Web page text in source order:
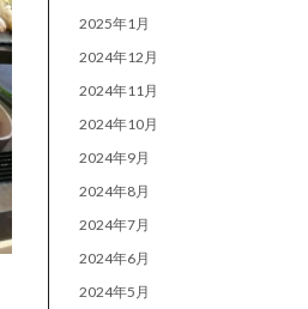
2025年1月
2024年12月
2024年11月
2024年10月
2024年9月
2024年8月
2024年7月
2024年6月
2024年5月